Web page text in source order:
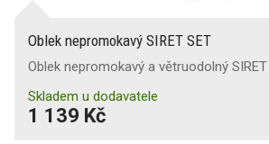
Oblek nepromokavý SIRET SET
Oblek nepromokavý a větruodolný SIRET
Skladem u dodavatele
1 139 Kč